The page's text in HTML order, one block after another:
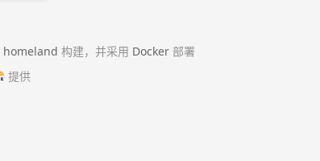
homeland 构建，并采用 Docker 部署
提供